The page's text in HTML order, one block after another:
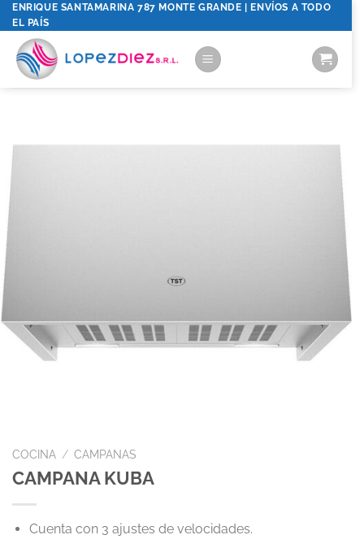
Saltar
al
contenido
ENRIQUE SANTAMARINA 787 MONTE GRANDE | ENVÍOS A TODO
EL PAÍS
COCINA / CAMPANAS
CAMPANA KUBA
Cuenta con 3 ajustes de velocidades.